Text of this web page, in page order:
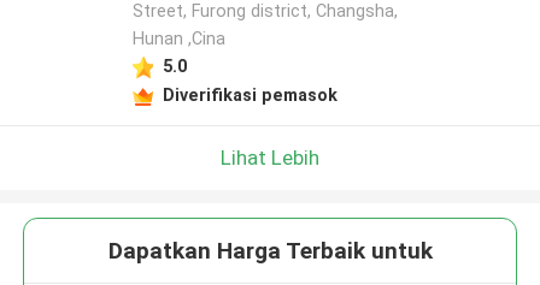
Street, Furong district, Changsha,
Hunan ,Cina
5.0
Diverifikasi pemasok
Lihat Lebih
Dapatkan Harga Terbaik untuk